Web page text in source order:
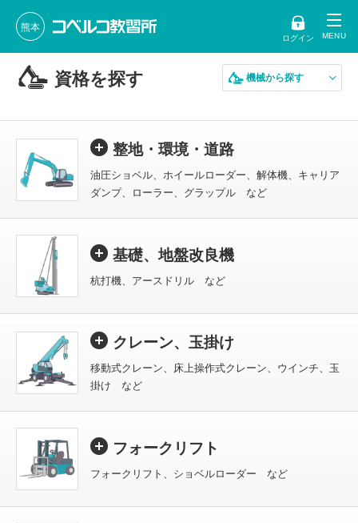
熊本
ログイン
資格を探す 機械から探す
整地・環境・道路
油圧ショベル、ホイールローダー、解体機、キャリア
ダンプ、ローラー、グラップル など
基礎、地盤改良機
杭打機、アースドリル など
クレーン、玉掛け
移動式クレーン、床上操作式クレーン、ウインチ、玉
掛け など
フォークリフト
フォークリフト、ショベルローダー など